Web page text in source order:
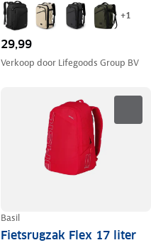
+1
29,99
Verkoop door Lifegoods Group BV
Basil
Fietsrugzak Flex 17 liter